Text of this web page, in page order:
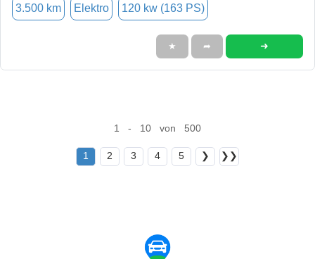
3.500 km Elektro 120 kw (163 PS)
★ ➦ ➜
1 - 10 von 500
1 2 3 4 5 ❯ ❯❯